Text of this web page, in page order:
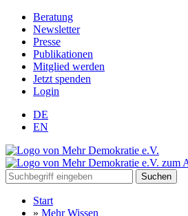
Beratung
Newsletter
Presse
Publikationen
Mitglied werden
Jetzt spenden
Login
DE
EN
Suchen
Start
» Mehr Wissen